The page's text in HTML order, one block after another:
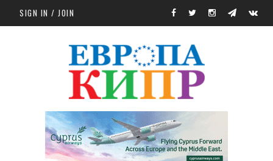
Skip to main content
SIGN IN / JOIN